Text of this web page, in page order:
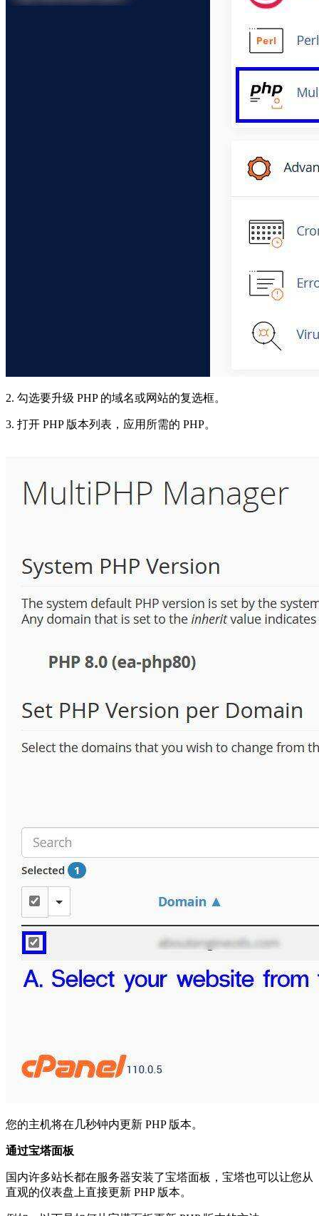
2. 勾选要升级 PHP 的域名或网站的复选框。
3. 打开 PHP 版本列表，应用所需的 PHP。
您的主机将在几秒钟内更新 PHP 版本。
通过宝塔面板
国内许多站长都在服务器安装了宝塔面板，宝塔也可以让您从
直观的仪表盘上直接更新 PHP 版本。